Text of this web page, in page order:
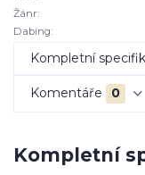
Žánr:
Dabing:
Kompletní
Komentáře 0
Kompletní